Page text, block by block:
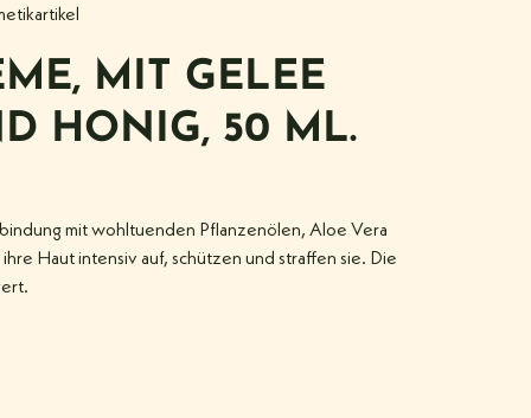
MIT GELEE
HONIG, 50 ML.
mit wohltuenden Pflanzenölen, Aloe Vera
Haut intensiv auf, schützen und straffen sie. Die